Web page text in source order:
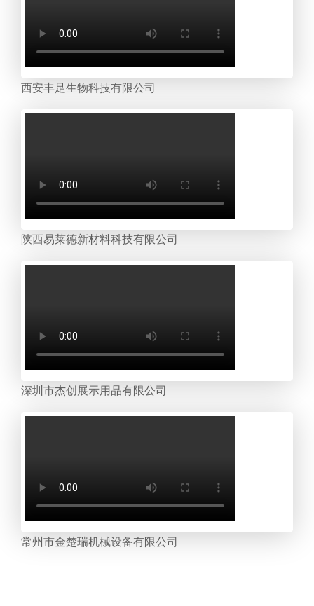
西安丰足生物科技有限公司
陕西易莱德新材料科技有限公司
深圳市杰创展示用品有限公司
常州市金楚瑞机械设备有限公司